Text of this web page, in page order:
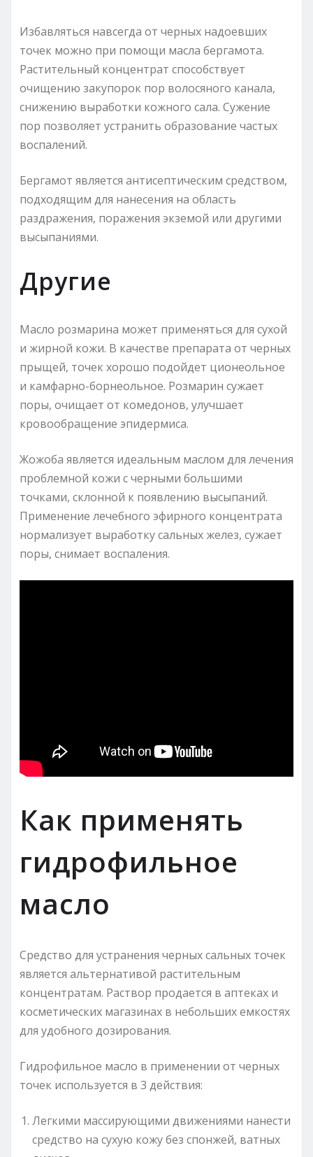
Избавляться навсегда от черных надоевших
точек можно при помощи масла бергамота.
Растительный концентрат способствует
очищению закупорок пор волосяного канала,
снижению выработки кожного сала. Сужение
пор позволяет устранить образование частых
воспалений.
Бергамот является антисептическим средством,
подходящим для нанесения на область
раздражения, поражения экземой или другими
высыпаниями.
Другие
Масло розмарина может применяться для сухой
и жирной кожи. В качестве препарата от черных
прыщей, точек хорошо подойдет ционеольное
и камфарно-борнеольное. Розмарин сужает
поры, очищает от комедонов, улучшает
кровообращение эпидермиса.
Жожоба является идеальным маслом для лечения
проблемной кожи с черными большими
точками, склонной к появлению высыпаний.
Применение лечебного эфирного концентрата
нормализует выработку сальных желез, сужает
поры, снимает воспаления.
Как применять
гидрофильное
масло
Средство для устранения черных сальных точек
является альтернативой растительным
концентратам. Раствор продается в аптеках и
косметических магазинах в небольших емкостях
для удобного дозирования.
Гидрофильное масло в применении от черных
точек используется в 3 действия:
Легкими массирующими движениями нанести
средство на сухую кожу без спонжей, ватных